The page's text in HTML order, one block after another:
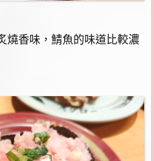
燒香味，鯖魚的味道比較濃